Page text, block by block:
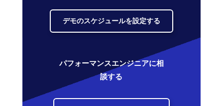
デモのスケジュールを設定する
パフォーマンスエンジニアに相
談する